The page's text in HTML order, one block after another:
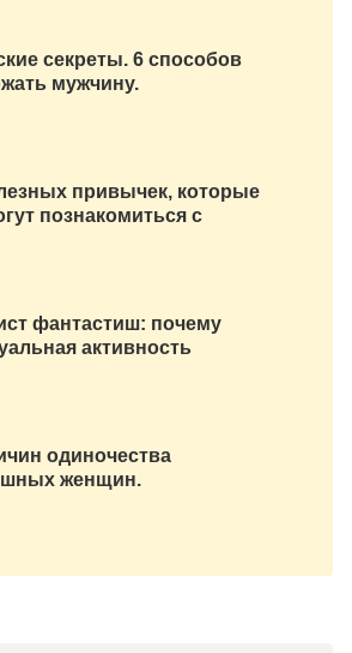
секреты. 6 способов
мужчину.
привычек, которые
познакомиться с
фантастиш: почему
активность
одиночества
женщин.